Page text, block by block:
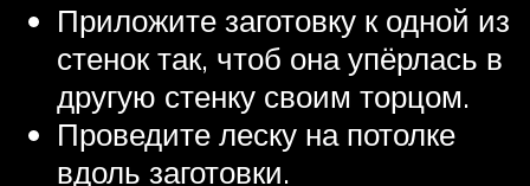
Приложите заготовку к одной из
стенок так, чтоб она упёрлась в
другую стенку своим торцом.
Проведите леску на потолке
вдоль заготовки.